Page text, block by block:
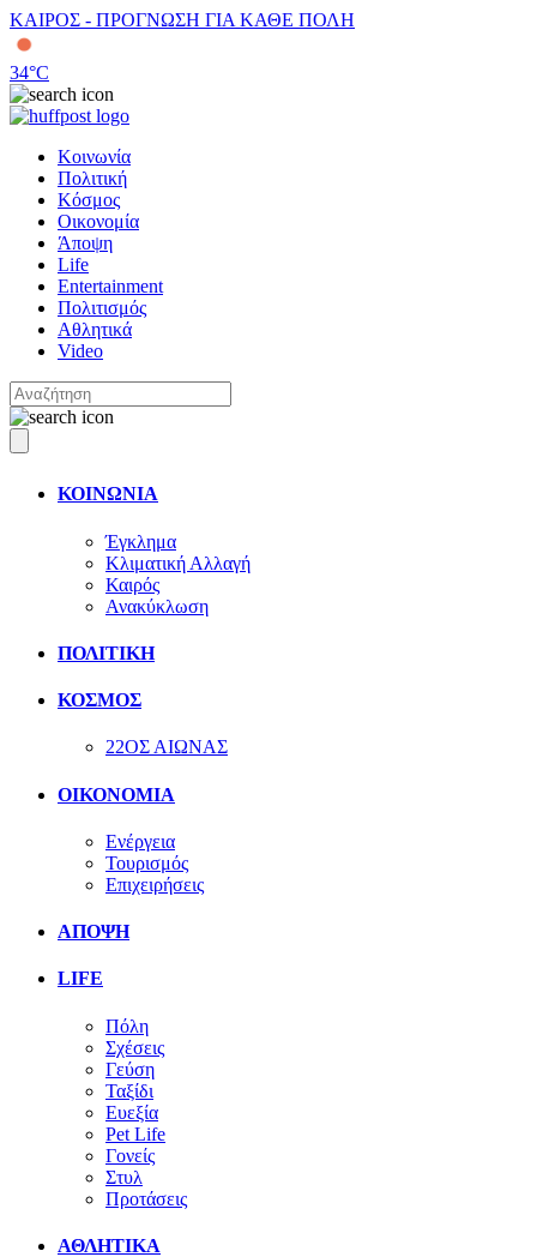
ΚΑΙΡΟΣ - ΠΡΟΓΝΩΣΗ ΓΙΑ ΚΑΘΕ ΠΟΛΗ
34°C
Κοινωνία
Πολιτική
Κόσμος
Οικονομία
Άποψη
Life
Entertainment
Πολιτισμός
Αθλητικά
Video
ΚΟΙΝΩΝΙΑ
Έγκλημα
Κλιματική Αλλαγή
Καιρός
Ανακύκλωση
ΠΟΛΙΤΙΚΗ
ΚΟΣΜΟΣ
22ΟΣ ΑΙΩΝΑΣ
ΟΙΚΟΝΟΜΙΑ
Ενέργεια
Τουρισμός
Επιχειρήσεις
ΑΠΟΨΗ
LIFE
Πόλη
Σχέσεις
Γεύση
Ταξίδι
Ευεξία
Pet Life
Γονείς
Στυλ
Προτάσεις
ΑΘΛΗΤΙΚΑ